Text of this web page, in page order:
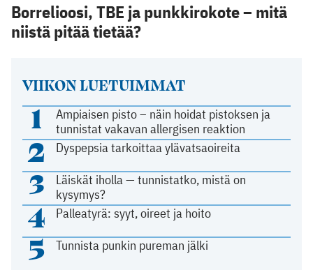
VIIKON LUETUIMMAT
1
Ampiaisen pisto – näin hoidat pistoksen ja
tunnistat vakavan allergisen reaktion
2 Dyspepsia tarkoittaa ylävatsaoireita
3
Läiskät iholla — tunnistatko, mistä on
kysymys?
4 Palleatyrä: syyt, oireet ja hoito
5 Tunnista punkin pureman jälki
Borrelioosi, TBE ja punkkirokote – mitä
niistä pitää tietää?